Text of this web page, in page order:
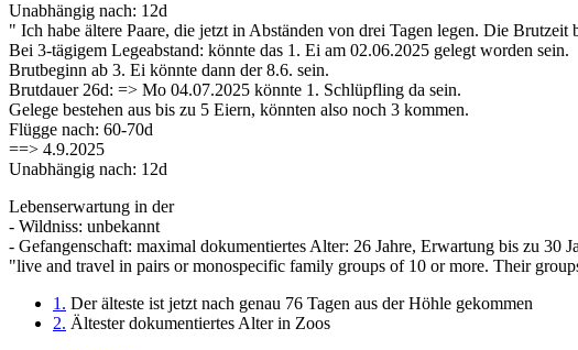
Unabhängig nach: 12d
" Ich habe ältere Paare, die jetzt in Abständen von drei Tagen legen. Die
Bei 3-tägigem Legeabstand: könnte das 1. Ei am 02.06.2025 gelegt worden sein.
Brutbeginn ab 3. Ei könnte dann der 8.6. sein.
Brutdauer 26d: => Mo 04.07.2025 könnte 1. Schlüpfling da sein.
Gelege bestehen aus bis zu 5 Eiern, könnten also noch 3 kommen.
Flügge nach: 60-70d
==> 4.9.2025
Unabhängig nach: 12d
Lebenserwartung in der
- Wildniss: unbekannt
- Gefangenschaft: maximal dokumentiertes Alter: 26 Jahre, Erwartung bis zu 30
"live and travel in pairs or monospecific family groups of 10 or more. Their
1. Der älteste ist jetzt nach genau 76 Tagen aus der Höhle gekommen
2. Ältester dokumentiertes Alter in Zoos